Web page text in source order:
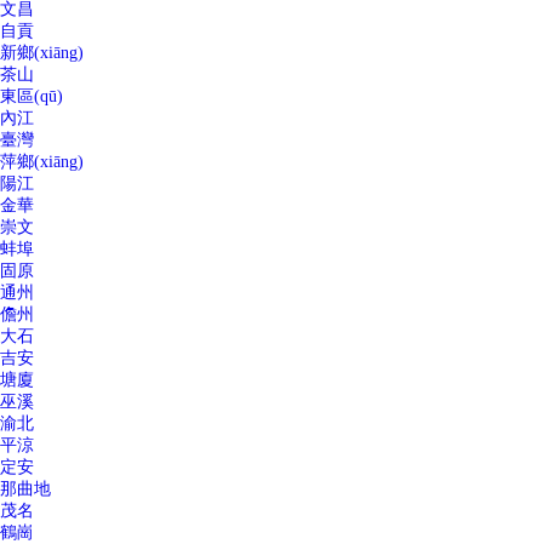
文昌
自貢
新鄉(xiāng)
茶山
東區(qū)
內江
臺灣
萍鄉(xiāng)
陽江
金華
崇文
蚌埠
固原
通州
儋州
大石
吉安
塘廈
巫溪
渝北
平涼
定安
那曲地
茂名
鶴崗